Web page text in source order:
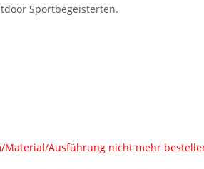
Sportbegeisterten.
Ausführung nicht mehr